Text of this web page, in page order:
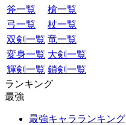
斧一覧
槍一覧
弓一覧
杖一覧
双剣一覧 竜一覧
変身一覧 大剣一覧
輝剣一覧 鎖剣一覧
ランキング
最強
最強キャラランキング